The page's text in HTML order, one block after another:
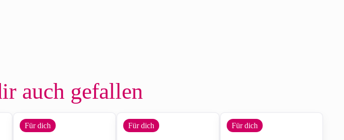
auch gefallen
Für dich Für dich Für dich